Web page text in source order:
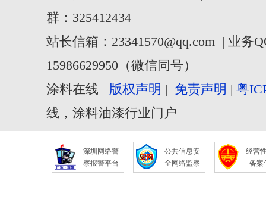
群：325412434
站长信箱：23341570@qq.com | 业务
15986629950（微信同号）
涂料在线 版权声明 | 免责声明 |粤
线，涂料油漆行业门户
深圳网络警
察报警平台
公共信息安
全网络监察
经营
备案